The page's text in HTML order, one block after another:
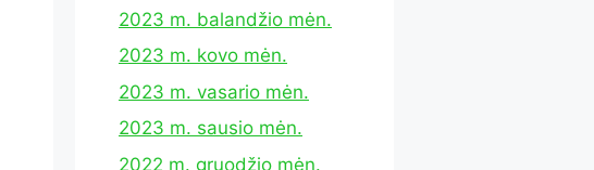
2023 m. balandžio mėn.
2023 m. kovo mėn.
2023 m. vasario mėn.
2023 m. sausio mėn.
2022 m. gruodžio mėn.